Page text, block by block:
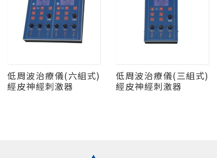
低周波治療儀(六組式)
經皮神經刺激器
低周波治療儀(三組式)
經皮神經刺激器